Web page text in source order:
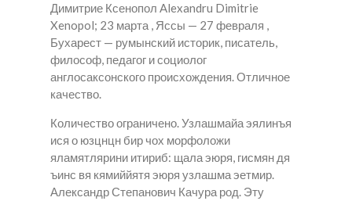
Димитрие Ксенопол Alexandru Dimitrie
Xenopol; 23 марта , Яссы — 27 февраля ,
Бухарест — румынский историк, писатель,
философ, педагог и социолог
англосаксонского происхождения. Отличное
качество.
Количество ограничено. Узлашмайа эялинъя
ися о юзцнцн бир чох морфоложи
яламятлярини итириб: щала эюря, гисмян дя
ъинс вя кямиййятя эюря узлашма эетмир.
Александр Степанович Качура род. Эту